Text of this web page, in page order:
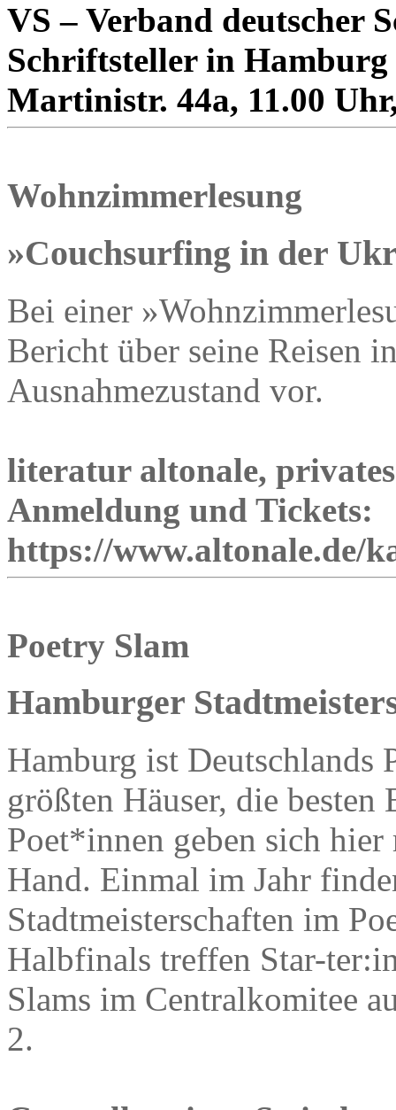
VS – Verband deutscher
Schriftsteller in
Martinistr. 44a, 11.00
Wohnzimmerlesung
»Couchsurfing in der
Bei einer
Bericht über seine Reisen
Ausnahmezustand vor.
literatur altonale,
Anmeldung und Tickets:
https://www.altonale.de/
Poetry Slam
Hamburger
Hamburg ist Deutschlands
größten Häuser, die besten
Poet*innen geben sich
Hand. Einmal im Jahr
Stadtmeisterschaften im
Halbfinals treffen Star-
Slams im Centralkomitee
2.